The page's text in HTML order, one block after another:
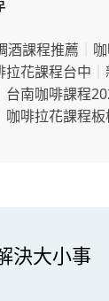
酒課程推薦
拉花課程台中
台南咖啡課程
咖啡拉花課程板
決大小事